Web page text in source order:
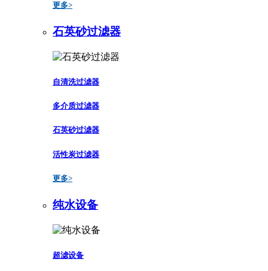
更多>
石英砂过滤器
自清洗过滤器
多介质过滤器
石英砂过滤器
活性炭过滤器
更多>
纯水设备
超滤设备